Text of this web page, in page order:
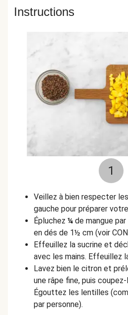
Instructions
1
Veillez à bien respecter
gauche pour préparer
Épluchez ¼ de mangue
en dés de 1½ cm (voir
Effeuillez la sucrine et
avec les mains. Effeuillez
Lavez bien le citron et
une râpe fine, puis
Égouttez les lentilles
par personne).